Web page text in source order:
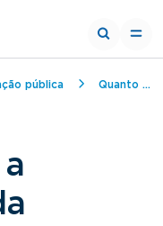
pública Quanto maior a participação da sociedade nas decisões do governo, maior será a percepção de corrupção, mostra pesquisa